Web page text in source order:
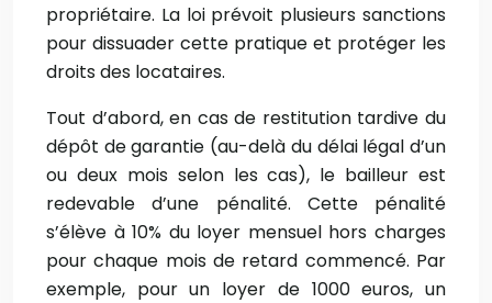
propriétaire. La loi prévoit plusieurs sanctions
pour dissuader cette pratique et protéger les
droits des locataires.
Tout d’abord, en cas de restitution tardive du
dépôt de garantie (au-delà du délai légal d’un
ou deux mois selon les cas), le bailleur est
redevable d’une pénalité. Cette pénalité
s’élève à 10% du loyer mensuel hors charges
pour chaque mois de retard commencé. Par
exemple, pour un loyer de 1000 euros, un